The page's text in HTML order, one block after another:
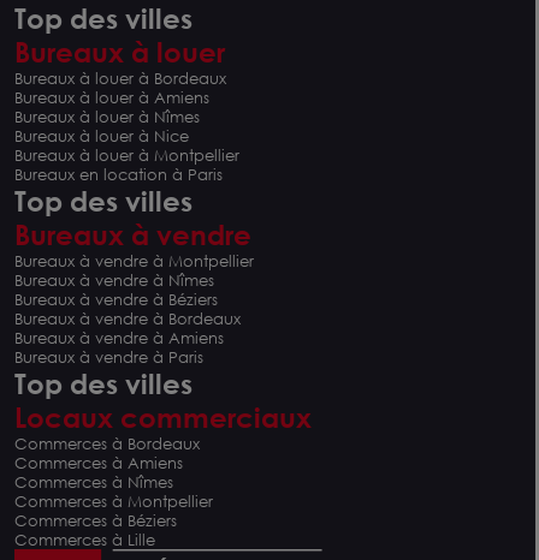
Top des villes
Bureaux à louer
Bureaux à louer à Bordeaux
Bureaux à louer à Amiens
Bureaux à louer à Nîmes
Bureaux à louer à Nice
Bureaux à louer à Montpellier
Bureaux en location à Paris
Top des villes
Bureaux à vendre
Bureaux à vendre à Montpellier
Bureaux à vendre à Nîmes
Bureaux à vendre à Béziers
Bureaux à vendre à Bordeaux
Bureaux à vendre à Amiens
Bureaux à vendre à Paris
Top des villes
Locaux commerciaux
Commerces à Bordeaux
Commerces à Amiens
Commerces à Nîmes
Commerces à Montpellier
Commerces à Béziers
Commerces à Lille